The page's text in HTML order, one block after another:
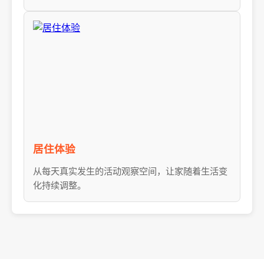
居住体验
从每天真实发生的活动观察空间，让家随着生活变
化持续调整。